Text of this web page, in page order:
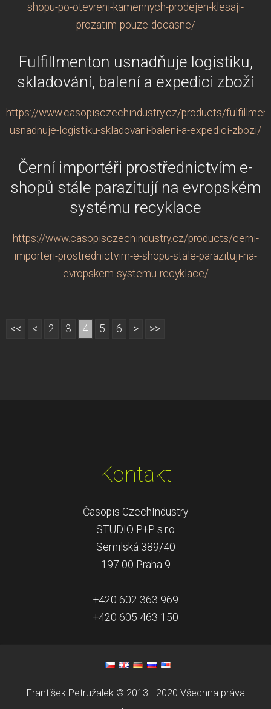
shopu-po-otevreni-kamennych-prodejen-klesaji-
prozatim-pouze-docasne/
Fulfillmenton usnadňuje logistiku,
skladování, balení a expedici zboží
https://www.casopisczechindustry.cz/products/
usnadnuje-logistiku-skladovani-baleni-a-expedici-zbozi/
Černí importéři prostřednictvím e-
shopů stále parazitují na evropském
systému recyklace
https://www.casopisczechindustry.cz/products/cerni-
importeri-prostrednictvim-e-shopu-stale-parazituji-na-
evropskem-systemu-recyklace/
<< < 2 3 4 5 6 > >>
Kontakt
Časopis CzechIndustry
STUDIO P+P s.r.o
Semilská 389/40
197 00 Praha 9
+420 602 363 969
+420 605 463 150
František Petružalek © 2013 - 2020 Všechna práva